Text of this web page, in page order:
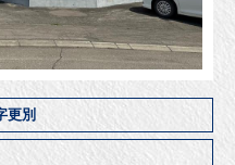
更別